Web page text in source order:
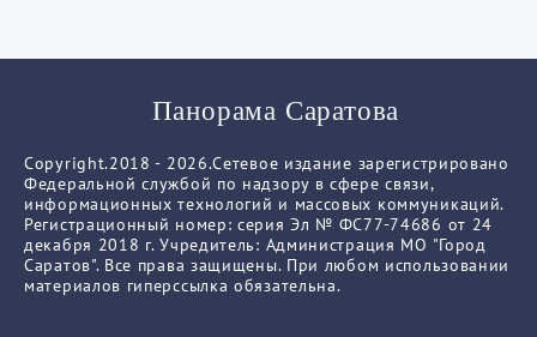
Панорама Саратова
Copyright.2018 - 2026.Сетевое издание зарегистрировано
Федеральной службой по надзору в сфере связи,
информационных технологий и массовых коммуникаций.
Регистрационный номер: серия Эл № ФС77-74686 от 24
декабря 2018 г. Учредитель: Администрация МО "Город
Саратов". Все права защищены. При любом использовании
материалов гиперссылка обязательна.